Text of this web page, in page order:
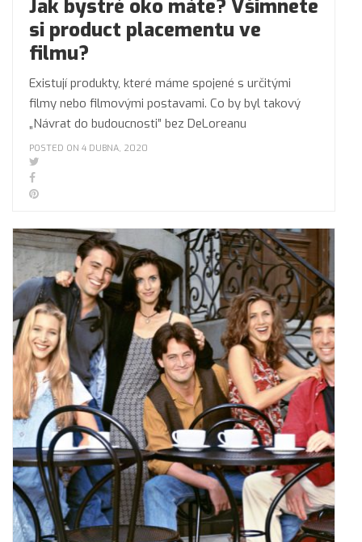
Jak bystré oko máte? Všimnete
si product placementu ve
filmu?
Existují produkty, které máme spojené s určitými
filmy nebo filmovými postavami. Co by byl takový
„Návrat do budoucnosti” bez DeLoreanu
POSTED ON 4 DUBNA, 2020